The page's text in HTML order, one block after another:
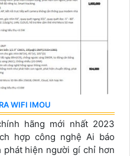
WIFI IMOU
hãng mới nhất 2023
hợp công nghệ Ai báo
hiện người gí chỉ hơn